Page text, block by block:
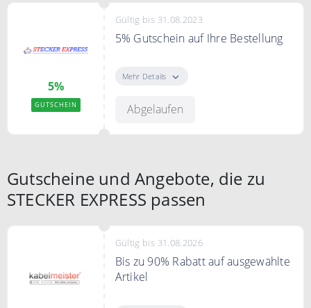
5%
GUTSCHEIN
Gültig bis 31.08.2023
5% Gutschein auf Ihre Bestellung
Warenkorbwert
Bedingungen
Provision gibt es für Verkäufe, die
Mehr Details
Abgelaufen
Gutscheine und Angebote, die zu
STECKER EXPRESS passen
Gültig bis 31.08.2026
Bis zu 90% Rabatt auf ausgewählte
Artikel